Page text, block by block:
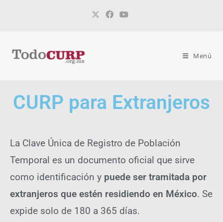
Menú
CURP para Extranjeros
La Clave Única de Registro de Población
Temporal es un documento oficial que sirve
como identificación y puede ser tramitada por
extranjeros que estén residiendo en México. Se
expide solo de 180 a 365 días.